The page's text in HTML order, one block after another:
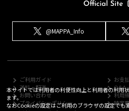
@MAPPA_Info
ご利用ガイド
お支
送料・配送
Q&A
お問い合わせ
利用
プライバシーポリシー
特定
本サイトでは利用者の利便性向上と利用者の利用
ます。
なおCookieの設定はご利用のブラウザの設定でも